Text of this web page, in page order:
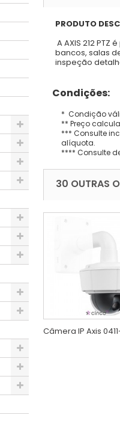
PRODUTO
A AXIS 212
bancos, salas
inspeção
Condições:
* Condição
** Preço
*** Consulte
alíquota.
**** Consulte
30 OUTRAS
Câmera IP Axis